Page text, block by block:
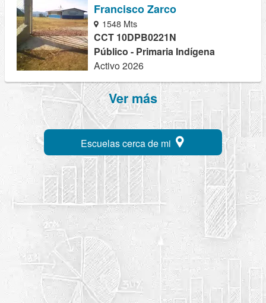
Francisco Zarco
1548 Mts
CCT 10DPB0221N
Público - Primaria Indígena
Activo 2026
Ver más
Escuelas cerca de mi